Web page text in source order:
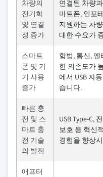
차량의
전기화
및 연결
성 증가
연결된 차량
마트폰, 인포
지원하는 차
대한 수요가
스마트
폰 및 기
기 사용
증가
항법, 통신,
한 의존도가
에서 USB 자
습니다.
빠른 충
전 및 스
마트 충
전 기술
의 발전
USB Type-C,
보호 등 혁신
경험을 향상
애프터